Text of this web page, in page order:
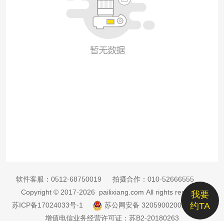
我要
约TA
软件客服： 0512-68750019 拍摄合作： 010-52666555
Copyright © 2017-2026 pailixiang.com All rights reserved
苏ICP备17024033号-1
苏公网安备 32059002002885号
增值电信业务经营许可证：苏B2-20180263